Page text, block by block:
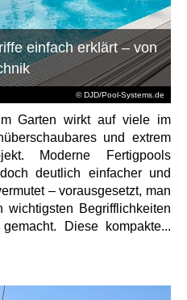
© DJD/Pool-Systems.de
einfach erklärt – von
Garten wirkt auf viele im
und extrem
Moderne Fertigpools
deutlich einfacher und
– vorausgesetzt, man
Begrifflichkeiten
Diese kompakte...